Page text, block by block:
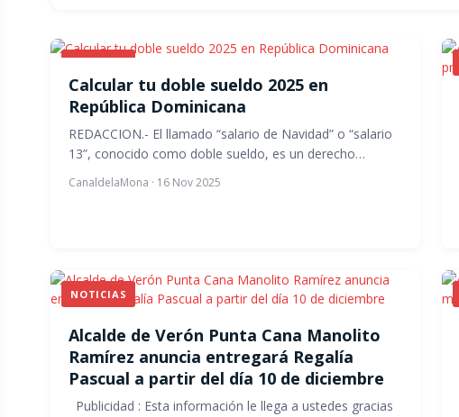
Calcular tu doble sueldo 2025 en
República Dominicana
REDACCION.- El llamado “salario de Navidad” o “salario
13”, conocido como doble sueldo, es un derecho…
CanaldelaMona · 16 Nov 2025
NOTICIAS
Alcalde de Verón Punta Cana Manolito
Ramírez anuncia entregará Regalía
Pascual a partir del día 10 de diciembre
Publicidad : Esta información le llega a ustedes gracias